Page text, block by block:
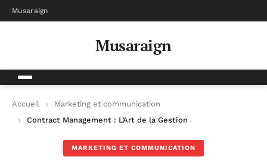
Musaraign
Musaraign
Accueil
Marketing et communication
Contract Management : L’Art de la Gestion Juridique des
MARKETING ET COMMUNICATION